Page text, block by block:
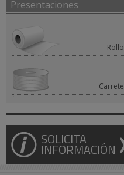
Presentaciones
Rollo
Carrete
SOLICITA
INFORMACIÓN